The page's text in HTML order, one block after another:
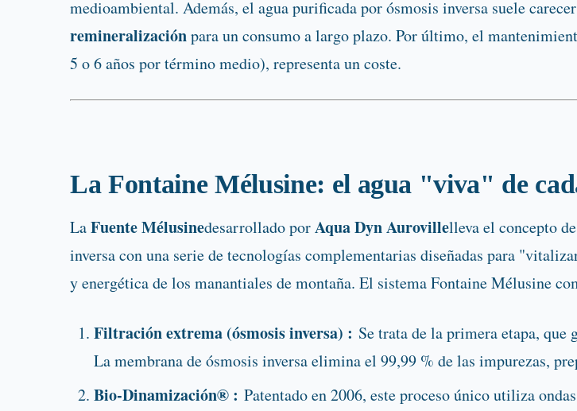
medioambiental. Además, el agua purificada por ósmosis inversa suele
remineralizaciónpara un consumo a largo plazo. Por último, el
5 o 6 años por término medio), representa un coste.
La Fontaine Mélusine: el agua "viva" de
LaFuente Mélusinedesarrollado porAqua Dyn Aurovillelleva el concepto
inversa con una serie de tecnologías complementarias diseñadas para
y energética de los manantiales de montaña. El sistema Fontaine Mélusine
Filtración extrema (ósmosis inversa) : Se trata de la primera etapa,
La membrana de ósmosis inversa elimina el 99,99 % de las impurezas,
Bio-Dinamización® : Patentado en 2006, este proceso único utiliza